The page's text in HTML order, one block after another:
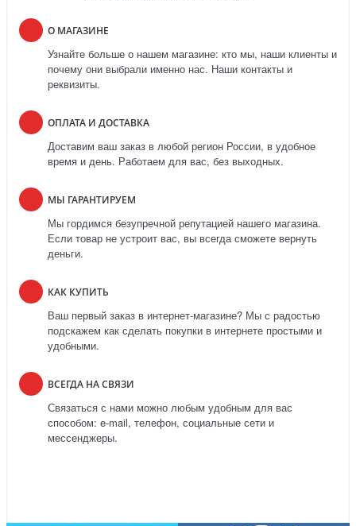
О МАГАЗИНЕ
Узнайте больше о нашем магазине: кто мы, наши клиенты и
почему они выбрали именно нас. Наши контакты и
реквизиты.
ОПЛАТА И ДОСТАВКА
Доставим ваш заказ в любой регион России, в удобное
время и день. Работаем для вас, без выходных.
МЫ ГАРАНТИРУЕМ
Мы гордимся безупречной репутацией нашего магазина.
Если товар не устроит вас, вы всегда сможете вернуть
деньги.
КАК КУПИТЬ
Ваш первый заказ в интернет-магазине? Мы с радостью
подскажем как сделать покупки в интернете простыми и
удобными.
ВСЕГДА НА СВЯЗИ
Связаться с нами можно любым удобным для вас
способом: e-mail, телефон, социальные сети и
мессенджеры.